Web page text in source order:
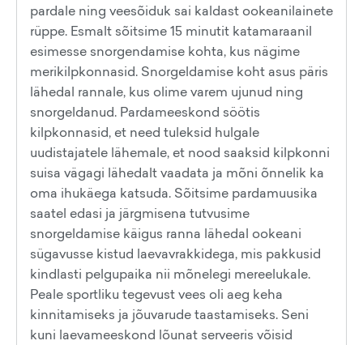
pardale ning veesõiduk sai kaldast ookeanilainete
rüppe. Esmalt sõitsime 15 minutit katamaraanil
esimesse snorgendamise kohta, kus nägime
merikilpkonnasid. Snorgeldamise koht asus päris
lähedal rannale, kus olime varem ujunud ning
snorgeldanud. Pardameeskond söötis
kilpkonnasid, et need tuleksid hulgale
uudistajatele lähemale, et nood saaksid kilpkonni
suisa vägagi lähedalt vaadata ja mõni õnnelik ka
oma ihukäega katsuda. Sõitsime pardamuusika
saatel edasi ja järgmisena tutvusime
snorgeldamise käigus ranna lähedal ookeani
sügavusse kistud laevavrakkidega, mis pakkusid
kindlasti pelgupaika nii mõnelegi mereelukale.
Peale sportliku tegevust vees oli aeg keha
kinnitamiseks ja jõuvarude taastamiseks. Seni
kuni laevameeskond lõunat serveeris võisid